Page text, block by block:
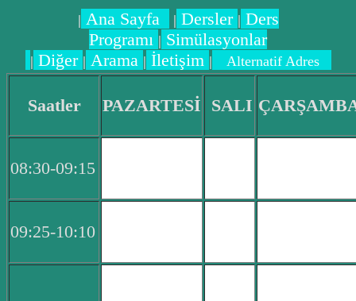
| Ana Sayfa | Dersler | Ders
Programı | Simülasyonlar
| Diğer | Arama | İletişim | Alternatif Adres
Saatler PAZARTESİ SALI
08:30-09:15
09:25-10:10